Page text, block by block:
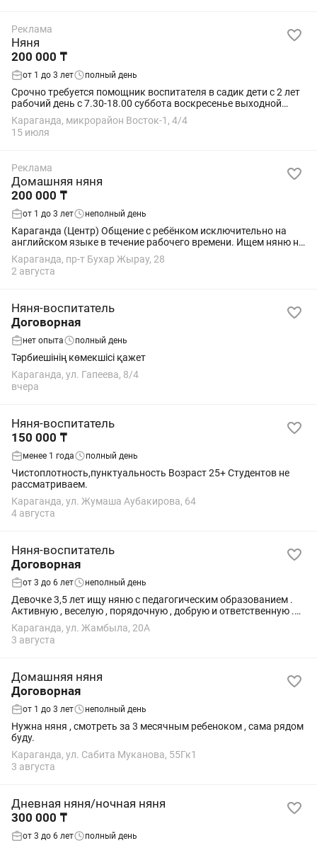
Реклама
Няня
200 000 ₸
от 1 до 3 лет полный день
Срочно требуется помощник воспитателя в садик дети с 2 лет
рабочий день с 7.30-18.00 суббота воскресенье выходной
ответственная любовь к детям чистоплотная
Караганда, микрорайон Восток-1, 4/4
15 июля
Реклама
Домашняя няня
200 000 ₸
от 1 до 3 лет неполный день
Караганда (Центр) Общение с ребёнком исключительно на
английском языке в течение рабочего времени. Ищем няню на
долгосрочное сотрудничество для активного ребёнка 1,5 года.
В течение ближайших шести...
Караганда, пр-т Бухар Жырау, 28
2 августа
Няня-воспитатель
Договорная
нет опыта полный день
Тәрбиешінің көмекшісі қажет
Караганда, ул. Гапеева, 8/4
вчера
Няня-воспитатель
150 000 ₸
менее 1 года полный день
Чистоплотность,пунктуальность Возраст 25+ Студентов не
рассматриваем.
Караганда, ул. Жумаша Аубакирова, 64
4 августа
Няня-воспитатель
Договорная
от 3 до 6 лет неполный день
Девочке 3,5 лет ищу няню с педагогическим образованием .
Активную , веселую , порядочную , добрую и ответственную .
Для игр и прогулок , для занятий , кормлений.
Караганда, ул. Жамбыла, 20А
3 августа
Домашняя няня
Договорная
от 1 до 3 лет неполный день
Нужна няня , смотреть за 3 месячным ребеноком , сама рядом
буду.
Караганда, ул. Сабита Муканова, 55Гк1
3 августа
Дневная няня/ночная няня
300 000 ₸
от 3 до 6 лет полный день